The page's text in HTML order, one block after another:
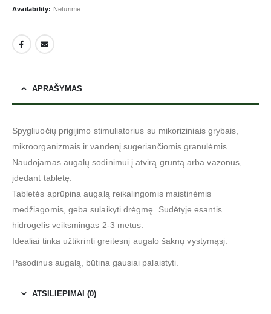
Availability: Neturime
APRAŠYMAS
Spygliuočių prigijimo stimuliatorius su mikoriziniais grybais,
mikroorganizmais ir vandenį sugeriančiomis granulėmis.
Naudojamas augalų sodinimui į atvirą gruntą arba vazonus,
įdedant tabletę.
Tabletės aprūpina augalą reikalingomis maistinėmis
medžiagomis, geba sulaikyti drėgmę. Sudėtyje esantis
hidrogelis veiksmingas 2-3 metus.
Idealiai tinka užtikrinti greitesnį augalo šaknų vystymąsį.
Pasodinus augalą, būtina gausiai palaistyti.
ATSILIEPIMAI (0)